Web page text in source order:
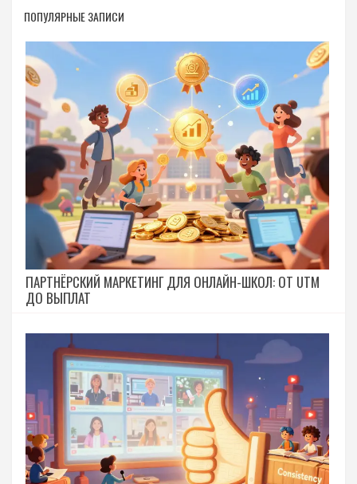
ПОПУЛЯРНЫЕ ЗАПИСИ
ПАРТНЁРСКИЙ МАРКЕТИНГ ДЛЯ ОНЛАЙН-ШКОЛ: ОТ UTM
ДО ВЫПЛАТ